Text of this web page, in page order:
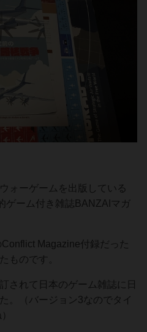
ォーゲームを出版している
ゲーム付き雑誌BANZAIマガ
Magazine付録だった
ものです。
されて日本のゲーム雑誌に日
。（バージョン3なのでタイ